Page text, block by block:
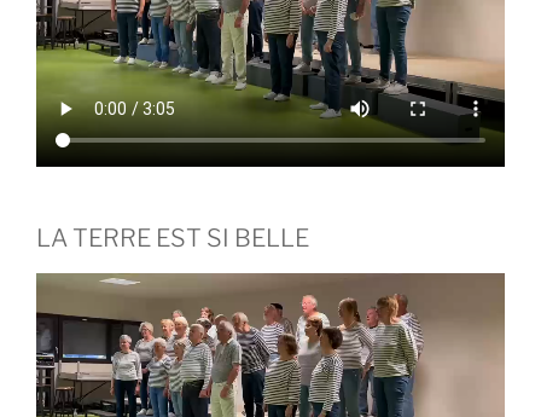
LA TERRE EST SI BELLE